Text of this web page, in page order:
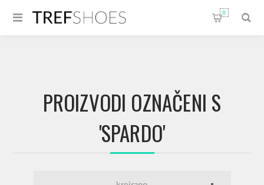
0
PROIZVODI OZNAČENI S
'SPARDO'